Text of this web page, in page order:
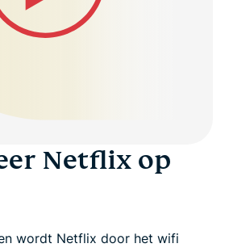
Netflix op
wordt Netflix door het wifi